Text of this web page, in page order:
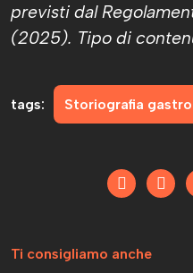
previsti dal
(2025). Tipo di
tags: Storiografia
Ti consigliamo anche